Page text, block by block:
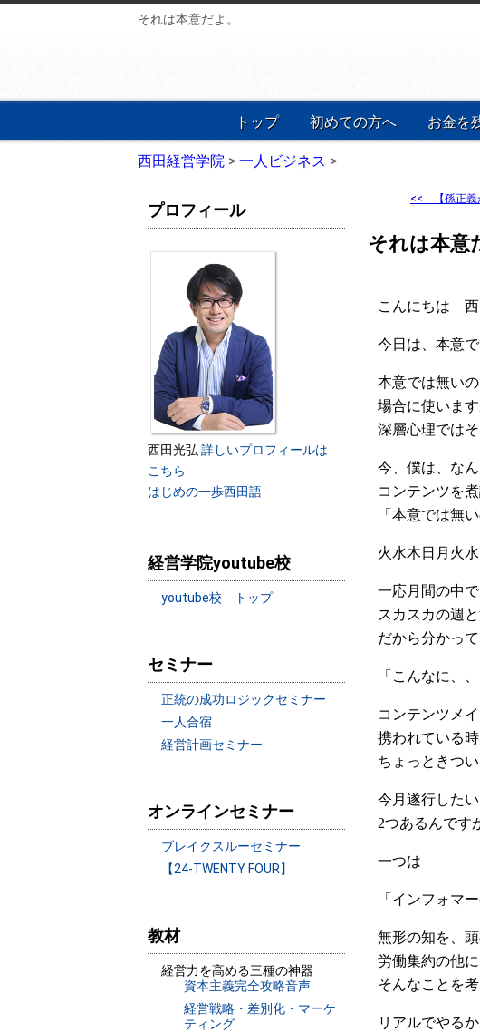
それは本意だよ。
トップ 初めての方へ お金を
西田経営学院 > 一人ビジネス >
<< 【孫正
それは本意
こんにちは 西
今日は、本意で
本意では無いの
場合に使います
深層心理ではそ
今、僕は、なん
コンテンツを煮
「本意では無い
火水木日月火水
一応月間の中で
スカスカの週と
だから分かって
「こんなに、、
コンテンツメイ
携われている時
ちょっときつい
今月遂行したい
2つあるんです
一つは
「インフォマー
無形の知を、頭
労働集約の他に
そんなことを考
リアルでやるか
プロフィール
西田光弘 詳しいプロフィールは
こちら
はじめの一歩西田語
経営学院youtube校
youtube校 トップ
セミナー
正統の成功ロジックセミナー
一人合宿
経営計画セミナー
オンラインセミナー
ブレイクスルーセミナー
【24-TWENTY FOUR】
教材
経営力を高める三種の神器
資本主義完全攻略音声
経営戦略・差別化・マーケ
ティング